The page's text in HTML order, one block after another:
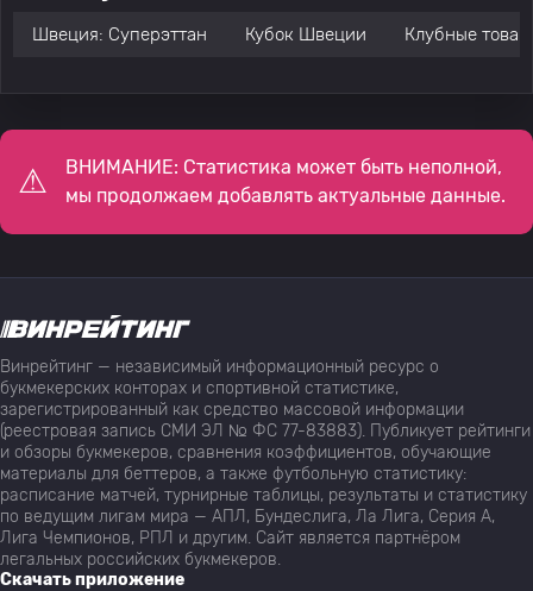
Швеция: Суперэттан Кубок Швеции Клубные
ВНИМАНИЕ: Статистика может быть неполной,
мы продолжаем добавлять актуальные данные.
Винрейтинг — независимый информационный ресурс о
букмекерских конторах и спортивной статистике,
зарегистрированный как средство массовой информации
(реестровая запись СМИ ЭЛ № ФС 77-83883). Публикует рейтинги
и обзоры букмекеров, сравнения коэффициентов, обучающие
материалы для беттеров, а также футбольную статистику:
расписание матчей, турнирные таблицы, результаты и статистику
по ведущим лигам мира — АПЛ, Бундеслига, Ла Лига, Серия А,
Лига Чемпионов, РПЛ и другим. Сайт является партнёром
легальных российских букмекеров.
Скачать приложение